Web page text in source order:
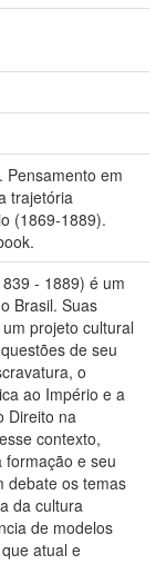
Pensamento em
trajetória
(1869-1889).
- 1889) é um
Brasil. Suas
projeto cultural
de seu
o
ao Império e a
Direito na
contexto,
formação e seu
debate os temas
da cultura
de modelos
atual e